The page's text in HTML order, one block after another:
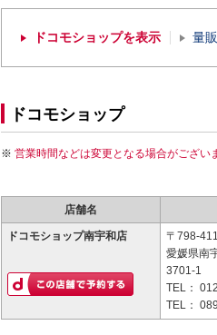
ドコモショップを表示 量
ドコモショップ
営業時間などは変更となる場合がござい
店舗名
ドコモショップ南宇和店
〒798-
愛媛県南
3701-1
TEL：
TEL：